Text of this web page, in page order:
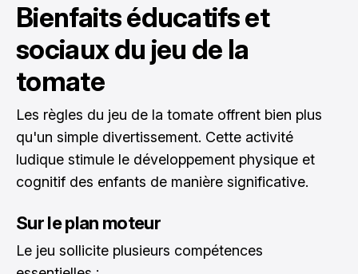
Bienfaits éducatifs et
sociaux du jeu de la
tomate
Les règles du jeu de la tomate offrent bien plus
qu'un simple divertissement. Cette activité
ludique stimule le développement physique et
cognitif des enfants de manière significative.
Sur le plan moteur
Le jeu sollicite plusieurs compétences